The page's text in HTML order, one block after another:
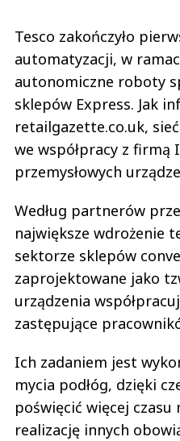
Tesco zakończyło
automatyzacji, w
autonomiczne roboty
sklepów Express. Jak
retailgazette.co.uk,
we współpracy z firmą
przemysłowych
Według partnerów
największe wdrożenie
sektorze sklepów
zaprojektowane jako
urządzenia
zastępujące
Ich zadaniem jest
mycia podłóg, dzięki
poświęcić więcej czasu
realizację innych